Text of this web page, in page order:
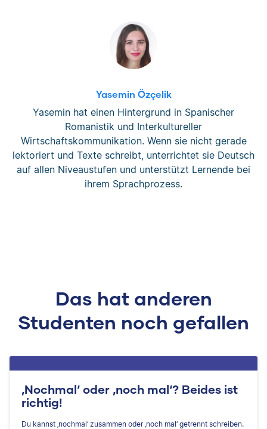
Yasemin Özçelik
Yasemin hat einen Hintergrund in Spanischer
Romanistik und Interkultureller
Wirtschaftskommunikation. Wenn sie nicht gerade
lektoriert und Texte schreibt, unterrichtet sie Deutsch
auf allen Niveaustufen und unterstützt Lernende bei
ihrem Sprachprozess.
Das hat anderen
Studenten noch gefallen
‚Nochmal‘ oder ‚noch mal‘? Beides ist
richtig!
Du kannst ‚nochmal‘ zusammen oder ‚noch mal‘ getrennt schreiben.